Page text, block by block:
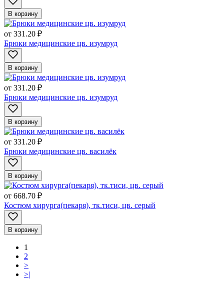
В корзину
от 331.20 ₽
Брюки медицинские цв. изумруд
В корзину
от 331.20 ₽
Брюки медицинские цв. изумруд
В корзину
от 331.20 ₽
Брюки медицинские цв. василёк
В корзину
от 668.70 ₽
Костюм хирурга(пекаря), тк.тиси, цв. серый
В корзину
1
2
>
>|